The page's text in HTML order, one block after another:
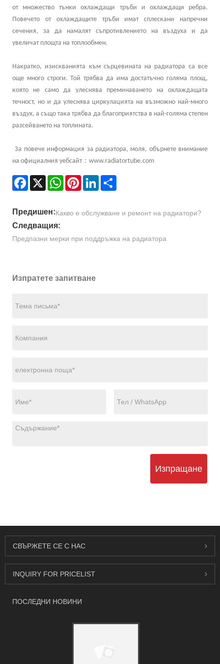
от множество тънки охлаждащи тръби и охлаждащи ребра.
Повечето от охлаждащите тръби имат сплескани напречни
сечения, за да намалят съпротивлението на въздуха и да
увеличат площта на топлообмен.
Накратко, изискванията към сърцевината на радиатора са все
още много строги. Той трябва да има достатъчно голяма площ,
която не само да улеснява преминаването на охлаждащата
течност, но и да улеснява циркулацията на възможно най-много
въздух, а също така трябва да благоприятства в най-голяма степен
разсейването на топлината.
За повече информация за радиатора, моля, обърнете внимание
на официалния уебсайт： www.radiatortube.com
Facebook
X WhatsAppPinterestLinkedIn
Предишен:Какво е обслужване и ремонт на радиатори?
Следващия:
Предпазни мерки при поддръжка на радиатора
Изпратете запитване
Изпращане
СВЪРЖЕТЕ СЕ С НАС
INQUIRY FOR PRICELIST
ПОСЛЕДНИ НОВИНИ